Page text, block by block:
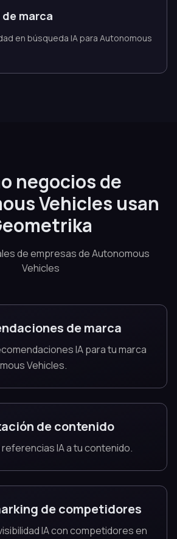
marca
en búsqueda IA para Autonomous
negocios de
Vehicles usan
de empresas de Autonomous
Vehicles
de marca
IA para tu marca
Vehicles.
de contenido
IA a tu contenido.
de competidores
IA con competidores en